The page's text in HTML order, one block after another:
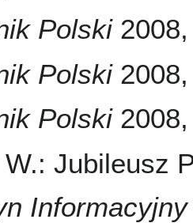
Polski2008,
Polski2008,
Polski2008,
Jubileusz